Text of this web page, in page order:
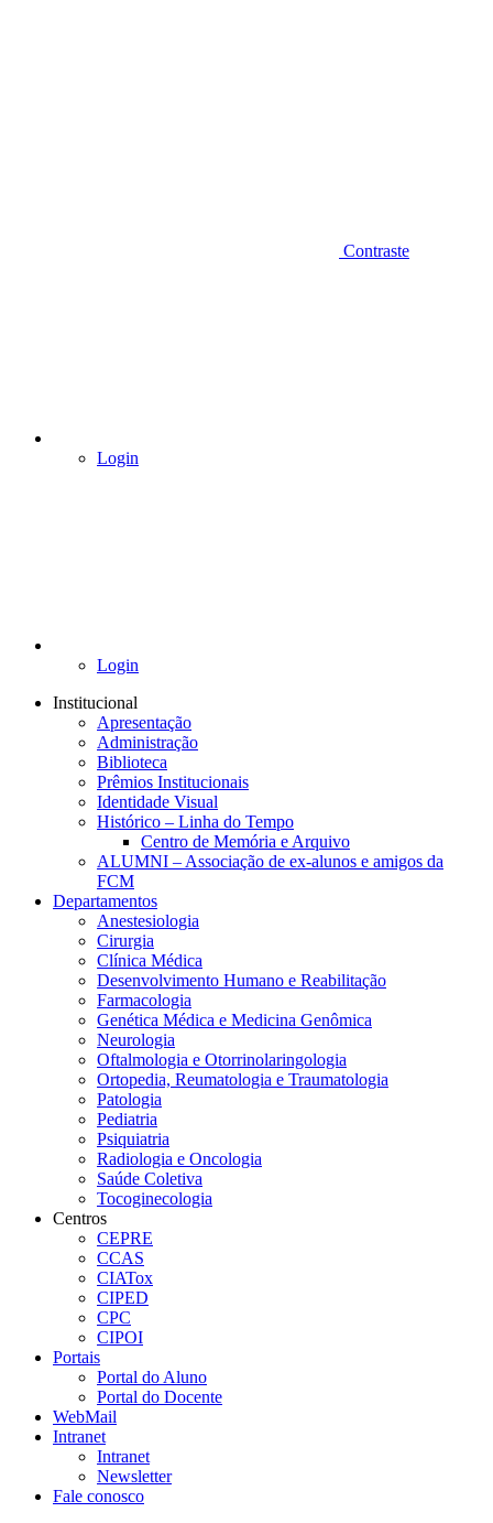
Contraste
Login
Login
Institucional
Apresentação
Administração
Biblioteca
Prêmios Institucionais
Identidade Visual
Histórico – Linha do Tempo
Centro de Memória e Arquivo
ALUMNI – Associação de ex-alunos e amigos da
FCM
Departamentos
Anestesiologia
Cirurgia
Clínica Médica
Desenvolvimento Humano e Reabilitação
Farmacologia
Genética Médica e Medicina Genômica
Neurologia
Oftalmologia e Otorrinolaringologia
Ortopedia, Reumatologia e Traumatologia
Patologia
Pediatria
Psiquiatria
Radiologia e Oncologia
Saúde Coletiva
Tocoginecologia
Centros
CEPRE
CCAS
CIATox
CIPED
CPC
CIPOI
Portais
Portal do Aluno
Portal do Docente
WebMail
Intranet
Intranet
Newsletter
Fale conosco